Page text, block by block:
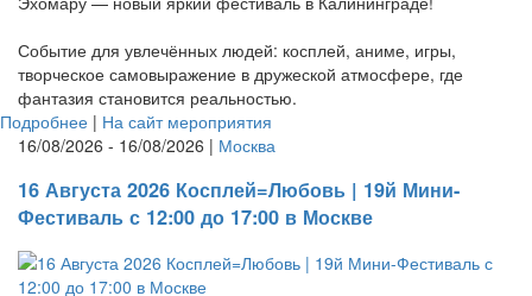
Событие для увлечённых людей: косплей, аниме, игры,
творческое самовыражение в дружеской атмосфере, где
фантазия становится реальностью.
Подробнее | На сайт мероприятия
16/08/2026 - 16/08/2026 | Москва
16 Августа 2026 Косплей=Любовь | 19й Мини-
Фестиваль с 12:00 до 17:00 в Москве